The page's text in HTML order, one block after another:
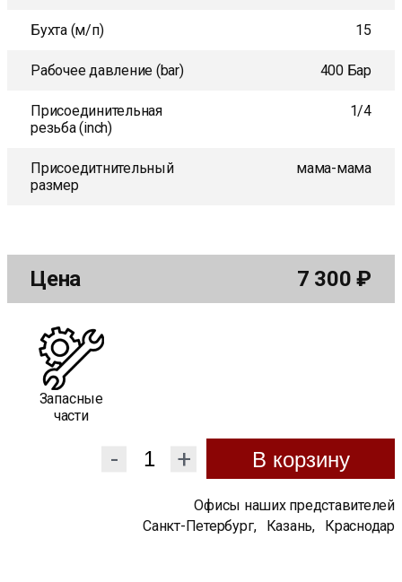
Бухта (м/п) 15
Рабочее давление (bar) 400 Бар
Присоединительная
резьба (inch)
1/4
Присоедитнительный
размер
мама-мама
Цена 7 300₽
Запасные
части
- + В корзину
Офисы наших представителей
Санкт-Петербург, Казань, Краснодар